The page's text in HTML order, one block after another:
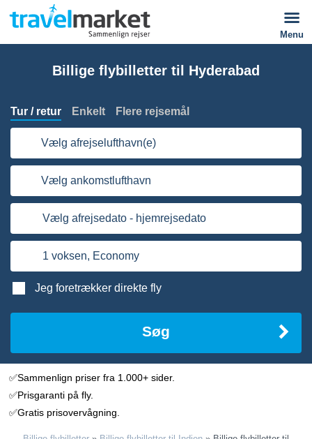
Menu
Billige flybilletter til Hyderabad
Tur / retur Enkelt Flere rejsemål
Vælg afrejselufthavn(e)
Vælg ankomstlufthavn
Vælg afrejsedato - hjemrejsedato
1 voksen, Economy
Søg
Jeg foretrækker direkte fly
✅Sammenlign priser fra 1.000+ sider.
✅Prisgaranti på fly.
✅Gratis prisovervågning.